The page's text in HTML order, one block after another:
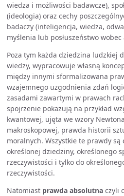
wiedza i możliwości badawcze),
(ideologia) oraz cechy
badaczy (inteligencja, wiedza,
myślenia lub posłuszeństwo
Poza tym każda dziedzina ludzkiej
wiedzy, wypracowuje własną
między innymi sformalizowana
wzajemnego uzgodnienia zdań
zasadami zawartymi w prawach
spojrzenie pokazują na przykład
kwantowej, ujęta we wzory
makroskopowej, prawda historii
moralnych. Wszystkie te prawdy
określonej dziedziny, określonego
rzeczywistości i tylko do
rzeczywistości.
Natomiast prawda absolutna czyli